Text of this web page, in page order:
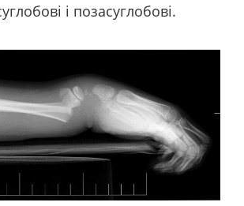
і позасуглобові.